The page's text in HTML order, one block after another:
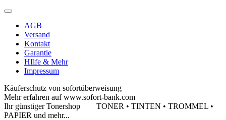
AGB
Versand
Kontakt
Garantie
HIlfe & Mehr
Impressum
Käuferschutz von sofortüberweisung
Mehr erfahren auf www.sofort-bank.com
Ihr günstiger Tonershop TONER • TINTEN • TROMMEL •
PAPIER und mehr...